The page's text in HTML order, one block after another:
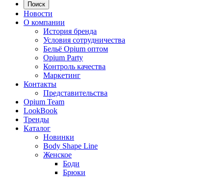
Поиск
Новости
О компании
История бренда
Условия сотрудничества
Бельё Opium оптом
Opium Party
Контроль качества
Маркетинг
Контакты
Представительства
Opium Team
LookBook
Тренды
Каталог
Новинки
Body Shape Line
Женское
Боди
Брюки